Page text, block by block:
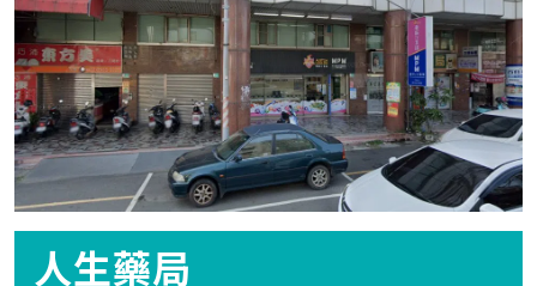
人生藥局